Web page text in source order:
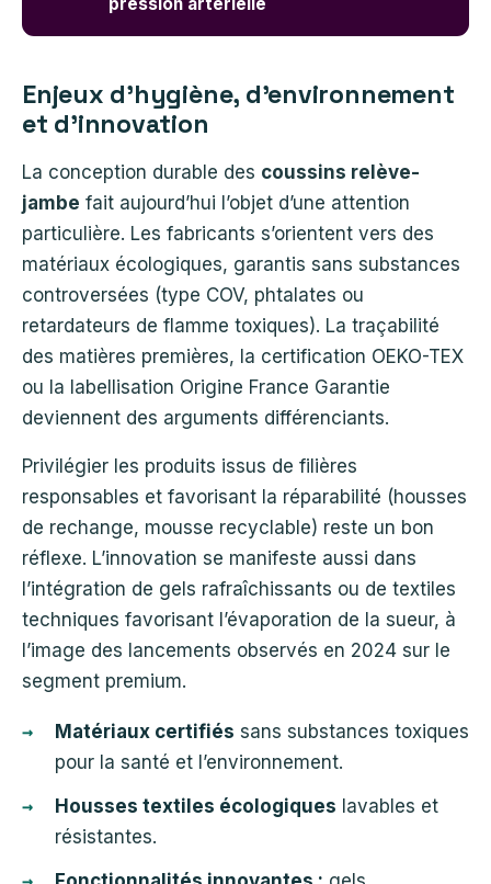
Enjeux d’hygiène, d’environnement
et d’innovation
La conception durable des coussins relève-
jambe fait aujourd’hui l’objet d’une attention
particulière. Les fabricants s’orientent vers des
matériaux écologiques, garantis sans substances
controversées (type COV, phtalates ou
retardateurs de flamme toxiques). La traçabilité
des matières premières, la certification OEKO-TEX
ou la labellisation Origine France Garantie
deviennent des arguments différenciants.
Privilégier les produits issus de filières
responsables et favorisant la réparabilité (housses
de rechange, mousse recyclable) reste un bon
réflexe. L’innovation se manifeste aussi dans
l’intégration de gels rafraîchissants ou de textiles
techniques favorisant l’évaporation de la sueur, à
l’image des lancements observés en 2024 sur le
segment premium.
Matériaux certifiés sans substances toxiques
pour la santé et l’environnement.
Housses textiles écologiques lavables et
résistantes.